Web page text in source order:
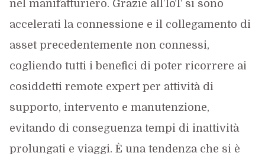
nel manifatturiero. Grazie all’IoT si sono
accelerati la connessione e il collegamento di
asset precedentemente non connessi,
cogliendo tutti i benefici di poter ricorrere ai
cosiddetti remote expert per attività di
supporto, intervento e manutenzione,
evitando di conseguenza tempi di inattività
prolungati e viaggi. È una tendenza che si è